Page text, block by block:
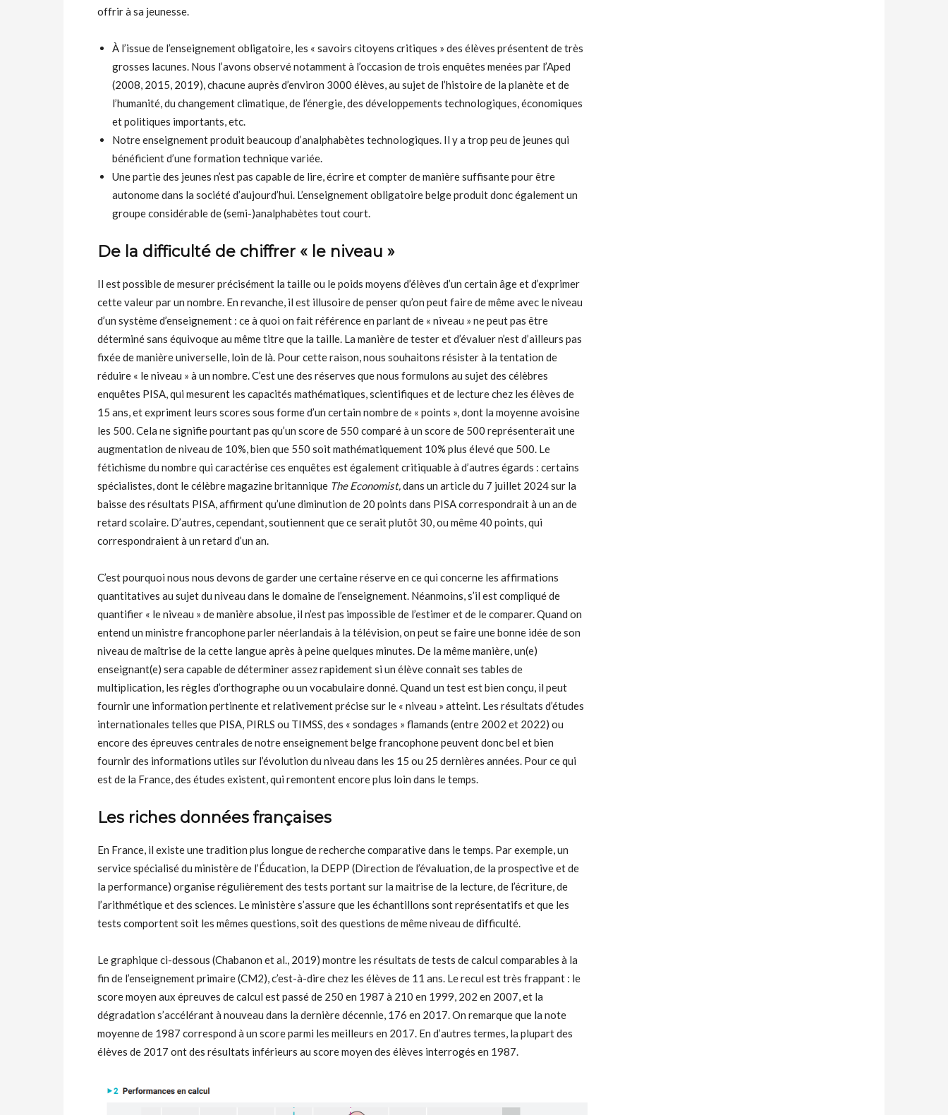
offrir à sa jeunesse.
À l’issue de l’enseignement obligatoire, les « savoirs citoyens critiques » des élèves présentent de très
grosses lacunes. Nous l’avons observé notamment à l’occasion de trois enquêtes menées par l’Aped
(2008, 2015, 2019), chacune auprès d’environ 3000 élèves, au sujet de l’histoire de la planète et de
l’humanité, du changement climatique, de l’énergie, des développements technologiques, économiques
et politiques importants, etc.
Notre enseignement produit beaucoup d’analphabètes technologiques. Il y a trop peu de jeunes qui
bénéficient d’une formation technique variée.
Une partie des jeunes n’est pas capable de lire, écrire et compter de manière suffisante pour être
autonome dans la société d’aujourd’hui. L’enseignement obligatoire belge produit donc également un
groupe considérable de (semi-)analphabètes tout court.
De la difficulté de chiffrer « le niveau »
Il est possible de mesurer précisément la taille ou le poids moyens d’élèves d’un certain âge et d’exprimer
cette valeur par un nombre. En revanche, il est illusoire de penser qu’on peut faire de même avec le niveau
d’un système d’enseignement : ce à quoi on fait référence en parlant de « niveau » ne peut pas être
déterminé sans équivoque au même titre que la taille. La manière de tester et d’évaluer n’est d’ailleurs pas
fixée de manière universelle, loin de là. Pour cette raison, nous souhaitons résister à la tentation de
réduire « le niveau » à un nombre. C’est une des réserves que nous formulons au sujet des célèbres
enquêtes PISA, qui mesurent les capacités mathématiques, scientifiques et de lecture chez les élèves de
15 ans, et expriment leurs scores sous forme d’un certain nombre de « points », dont la moyenne avoisine
les 500. Cela ne signifie pourtant pas qu’un score de 550 comparé à un score de 500 représenterait une
augmentation de niveau de 10%, bien que 550 soit mathématiquement 10% plus élevé que 500. Le
fétichisme du nombre qui caractérise ces enquêtes est également critiquable à d’autres égards : certains
spécialistes, dont le célèbre magazine britannique The Economist,dans un article du 7 juillet 2024 sur la
baisse des résultats PISA, affirment qu’une diminution de 20 points dans PISA correspondrait à un an de
retard scolaire. D’autres, cependant, soutiennent que ce serait plutôt 30, ou même 40 points, qui
correspondraient à un retard d’un an.
C’est pourquoi nous nous devons de garder une certaine réserve en ce qui concerne les affirmations
quantitatives au sujet du niveau dans le domaine de l’enseignement. Néanmoins, s’il est compliqué de
quantifier « le niveau » de manière absolue, il n’est pas impossible de l’estimer et de le comparer. Quand on
entend un ministre francophone parler néerlandais à la télévision, on peut se faire une bonne idée de son
niveau de maîtrise de la cette langue après à peine quelques minutes. De la même manière, un(e)
enseignant(e) sera capable de déterminer assez rapidement si un élève connait ses tables de
multiplication, les règles d’orthographe ou un vocabulaire donné. Quand un test est bien conçu, il peut
fournir une information pertinente et relativement précise sur le « niveau » atteint. Les résultats d’études
internationales telles que PISA, PIRLS ou TIMSS, des « sondages » flamands (entre 2002 et 2022) ou
encore des épreuves centrales de notre enseignement belge francophone peuvent donc bel et bien
fournir des informations utiles sur l’évolution du niveau dans les 15 ou 25 dernières années. Pour ce qui
est de la France, des études existent, qui remontent encore plus loin dans le temps.
Les riches données françaises
En France, il existe une tradition plus longue de recherche comparative dans le temps. Par exemple, un
service spécialisé du ministère de l’Éducation, la DEPP (Direction de l’évaluation, de la prospective et de
la performance) organise régulièrement des tests portant sur la maitrise de la lecture, de l’écriture, de
l’arithmétique et des sciences. Le ministère s’assure que les échantillons sont représentatifs et que les
tests comportent soit les mêmes questions, soit des questions de même niveau de difficulté.
Le graphique ci-dessous (Chabanon et al., 2019) montre les résultats de tests de calcul comparables à la
fin de l’enseignement primaire (CM2), c’est-à-dire chez les élèves de 11 ans. Le recul est très frappant : le
score moyen aux épreuves de calcul est passé de 250 en 1987 à 210 en 1999, 202 en 2007, et la
dégradation s’accélérant à nouveau dans la dernière décennie, 176 en 2017. On remarque que la note
moyenne de 1987 correspond à un score parmi les meilleurs en 2017. En d’autres termes, la plupart des
élèves de 2017 ont des résultats inférieurs au score moyen des élèves interrogés en 1987.